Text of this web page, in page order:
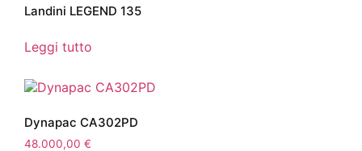
Landini LEGEND 135
Leggi tutto
Dynapac CA302PD
48.000,00 €